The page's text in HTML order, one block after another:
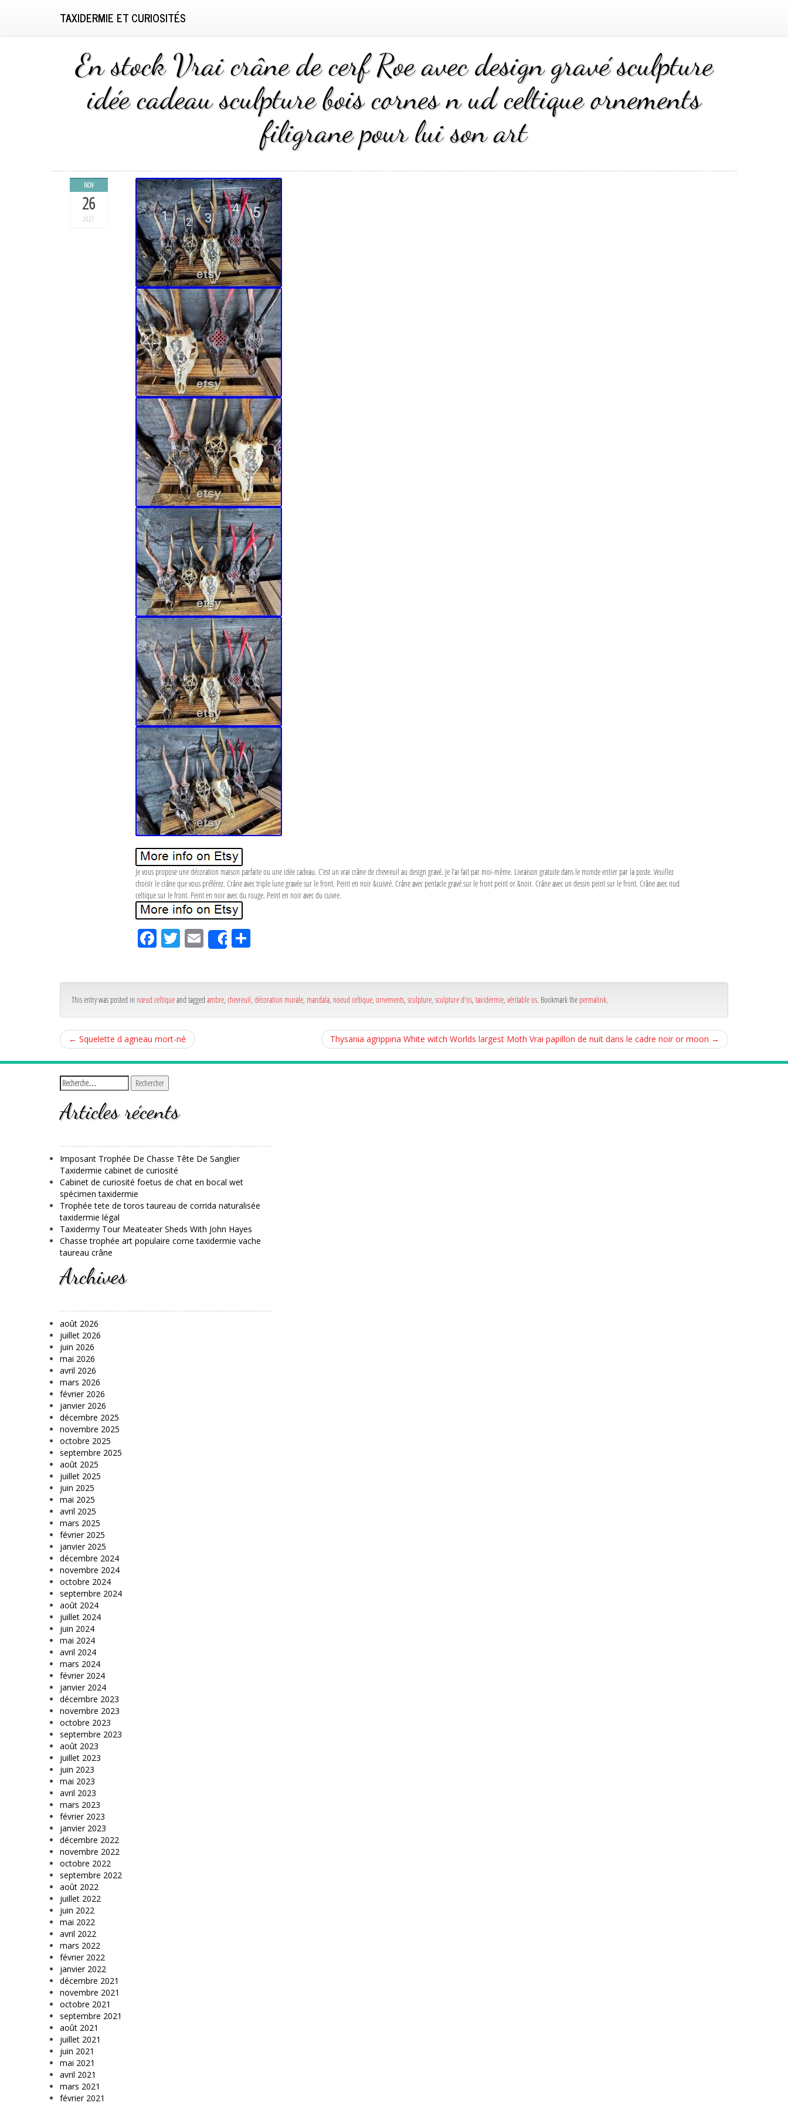
TAXIDERMIE ET CURIOSITÉS
En stock Vrai crâne de cerf Roe avec design gravé sculpture
idée cadeau sculpture bois cornes n ud celtique ornements
filigrane pour lui son art
NOV
26
2021
Je vous propose une décoration maison parfaite ou une idée cadeau. C’est un vrai crâne de chevreuil au design gravé. Je l’ai fait par moi-même. Livraison gratuite dans le monde entier par la poste. Veuillez
choisir le crâne que vous préférez. Crâne avec triple lune gravée sur le front. Peint en noir &cuivré. Crâne avec pentacle gravé sur le front peint or &noir. Crâne avec un dessin peint sur le front. Crâne avec nud
celtique sur le front. Peint en noir avec du rouge. Peint en noir avec du cuivre.
Fa
ce
ok
Tw
itt
Em
ail
Share
Pa
r
This entry was posted in nœud celtiqueand tagged ambre chevreuil décoration murale mandala noeud celtique ornements sculpture sculpture d'os taxidermie véritable os. Bookmark the permalink.
← Squelette d agneau mort-né Thysania agrippina White witch Worlds largest Moth Vrai papillon de nuit dans le cadre noir or moon →
Articles récents
Imposant Trophée De Chasse Tête De Sanglier
Taxidermie cabinet de curiosité
Cabinet de curiosité foetus de chat en bocal wet
spécimen taxidermie
Trophée tete de toros taureau de corrida naturalisée
taxidermie légal
Taxidermy Tour Meateater Sheds With John Hayes
Chasse trophée art populaire corne taxidermie vache
taureau crâne
Archives
août 2026
juillet 2026
juin 2026
mai 2026
avril 2026
mars 2026
février 2026
janvier 2026
décembre 2025
novembre 2025
octobre 2025
septembre 2025
août 2025
juillet 2025
juin 2025
mai 2025
avril 2025
mars 2025
février 2025
janvier 2025
décembre 2024
novembre 2024
octobre 2024
septembre 2024
août 2024
juillet 2024
juin 2024
mai 2024
avril 2024
mars 2024
février 2024
janvier 2024
décembre 2023
novembre 2023
octobre 2023
septembre 2023
août 2023
juillet 2023
juin 2023
mai 2023
avril 2023
mars 2023
février 2023
janvier 2023
décembre 2022
novembre 2022
octobre 2022
septembre 2022
août 2022
juillet 2022
juin 2022
mai 2022
avril 2022
mars 2022
février 2022
janvier 2022
décembre 2021
novembre 2021
octobre 2021
septembre 2021
août 2021
juillet 2021
juin 2021
mai 2021
avril 2021
mars 2021
février 2021